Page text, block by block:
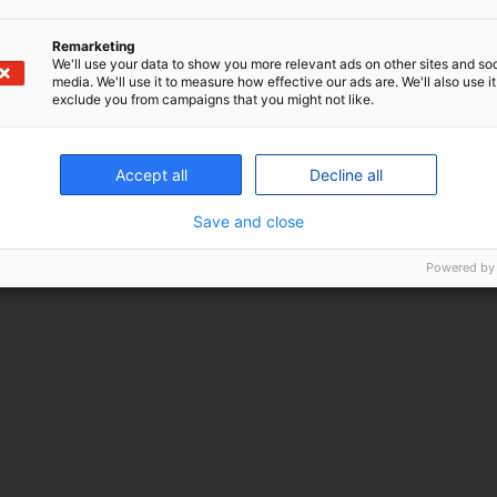
accepterer, at P+ må sende mig en reminder om webinaret via e-
Tilmeld mig
Remarketing
We'll use your data to show you more relevant ads on other sites and
media. We'll use it to measure how effective our ads are. We'll also use
exclude you from campaigns that you might not like.
Accept all Decline all
Save and close
Powered by